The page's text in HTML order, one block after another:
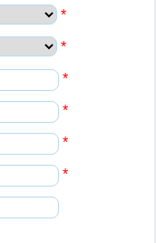
*
*
*
*
*
*